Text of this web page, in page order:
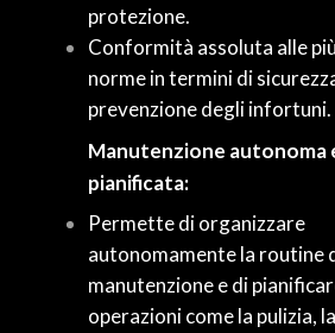
protezione.
Conformità assoluta alle
norme in termini di
prevenzione degli infortuni.
Manutenzione autonoma
pianificata:
Permette di organizzare
autonomamente la routine
manutenzione e di
operazioni come la pulizia, la